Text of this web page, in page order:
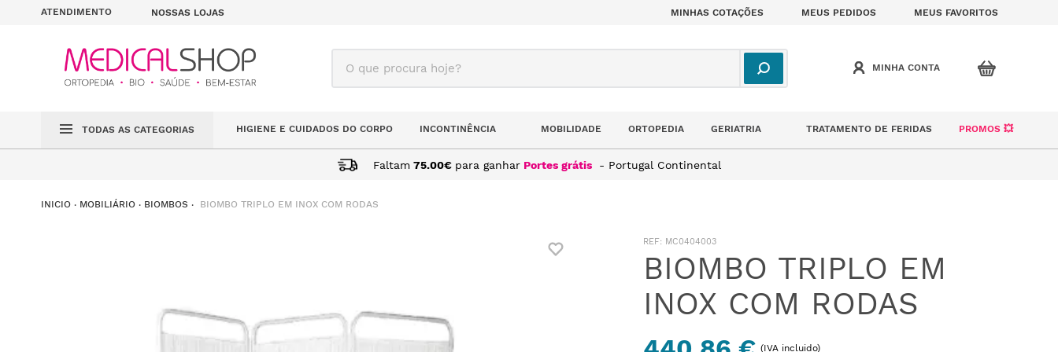
ATENDIMENTO NOSSAS LOJAS MINHAS COTAÇÕES MEUS PEDIDOS MEUS FAVORITOS
O que procura hoje?
TODAS AS CATEGORIAS HIGIENE E CUIDADOS DO CORPO INCONTINÊNCIA MOBILIDADE ORTOPEDIA GERIATRIA TRATAMENTO DE FERIDAS PROMOS 💥
Faltam 75.00€ para ganhar Portes grátis - Portugal Continental
MOBILIÁRIO BIOMBOS BIOMBO TRIPLO EM INOX COM RODAS
: MC0404003
BIOMBO TRIPLO EM
INOX COM RODAS
(IVA incluido)